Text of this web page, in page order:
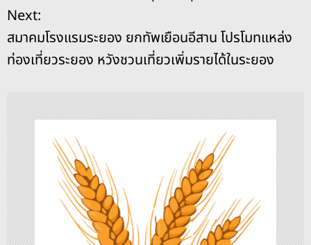
k
ะ
แ
น
ว
เ
รื่
อ
Next:
สมาคมโรงแรมระยอง ยกทัพเยือนอีสาน โปรโมทแหล่ง
ท่องเที่ยวระยอง หวังชวนเที่ยวเพิ่มรายได้ในระยอง